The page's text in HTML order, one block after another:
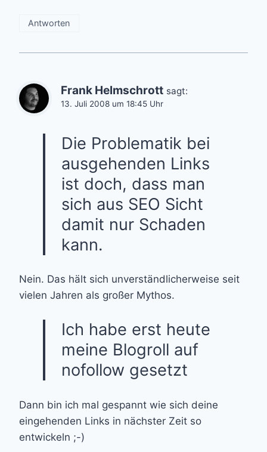
Antworten
Frank Helmschrott sagt:
13. Juli 2008 um 18:45 Uhr
Die Problematik bei
ausgehenden Links
ist doch, dass man
sich aus SEO Sicht
damit nur Schaden
kann.
Nein. Das hält sich unverständlicherweise seit
vielen Jahren als großer Mythos.
Ich habe erst heute
meine Blogroll auf
nofollow gesetzt
Dann bin ich mal gespannt wie sich deine
eingehenden Links in nächster Zeit so
entwickeln ;-)